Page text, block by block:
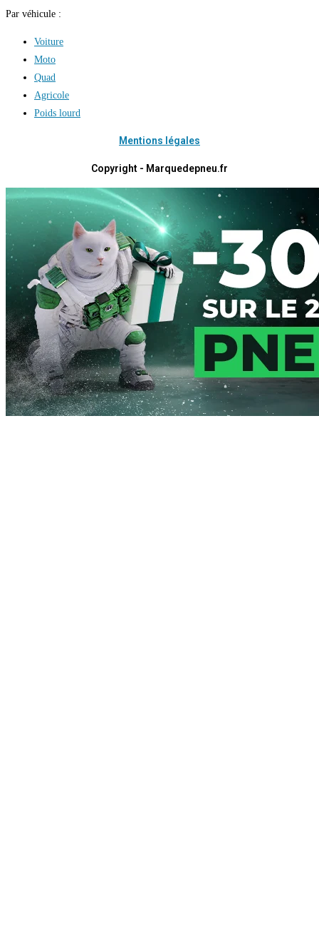
Par véhicule :
Voiture
Moto
Quad
Agricole
Poids lourd
Mentions légales
Copyright - Marquedepneu.fr